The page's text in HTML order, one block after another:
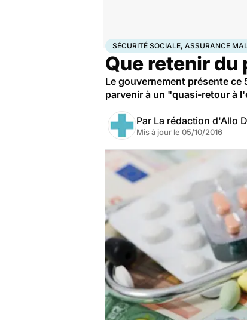
AccueilSanté Société ÉconomieSécurité
SÉCURITÉ SOCIALE, ASSURANCE
Que retenir du
Le gouvernement présente
parvenir à un "quasi-retour à
Par La rédaction d'Allo
Mis à jour le 05/10/2016